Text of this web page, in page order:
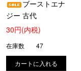
ブーストエナ
ジー 古代
30円(内税)
在庫数 47